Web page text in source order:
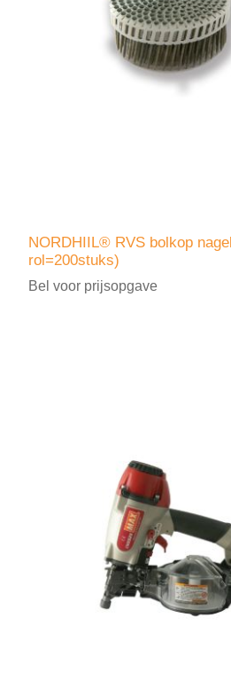
NORDHIIL® RVS bolkop
rol=200stuks)
Bel voor prijsopgave